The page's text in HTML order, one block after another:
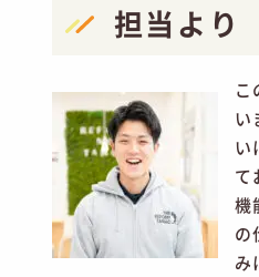
担当より
こ
い
い
て
機
の
み